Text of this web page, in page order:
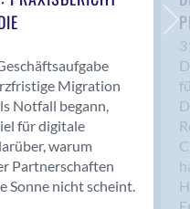
Migration
Notfall begann,
für digitale
warum
Partnerschaften
Sonne nicht scheint.